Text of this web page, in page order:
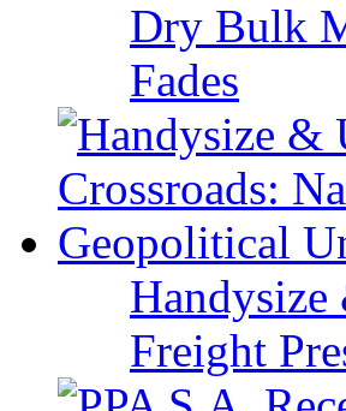
Dry Bulk
Fades
Freight